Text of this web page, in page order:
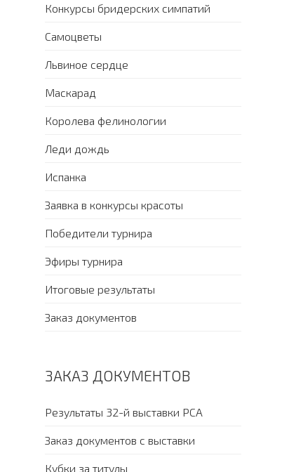
Конкурсы бридерских симпатий
Самоцветы
Львиное сердце
Маскарад
Королева фелинологии
Леди дождь
Испанка
Заявка в конкурсы красоты
Победители турнира
Эфиры турнира
Итоговые результаты
Заказ документов
ЗАКАЗ ДОКУМЕНТОВ
Результаты 32-й выставки PCA
Заказ документов с выставки
Кубки за титулы